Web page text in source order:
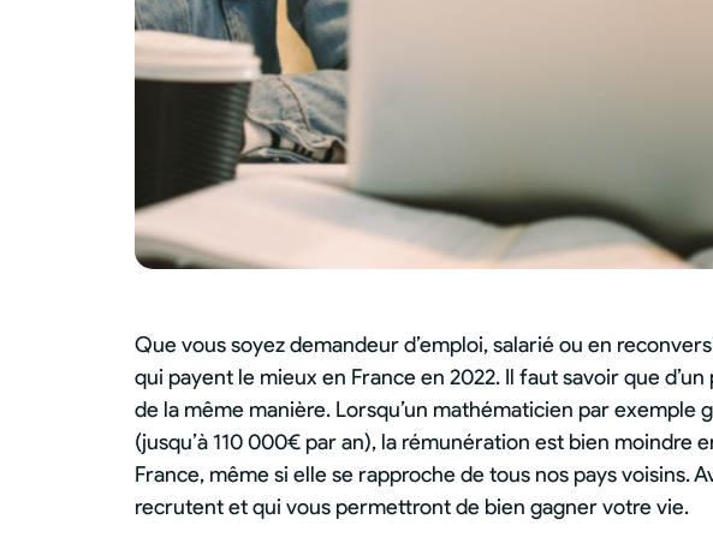
Que vous soyez demandeur d’emploi, salarié ou en
qui payent le mieux en France en 2022. Il faut savoir que
de la même manière. Lorsqu’un mathématicien par
(jusqu’à 110 000€ par an), la rémunération est bien moindre
France, même si elle se rapproche de tous nos pays voisins.
recrutent et qui vous permettront de bien gagner votre vie.